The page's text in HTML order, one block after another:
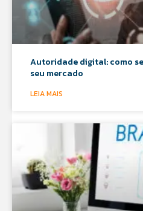
Autoridade digital: como
seu mercado
LEIA MAIS